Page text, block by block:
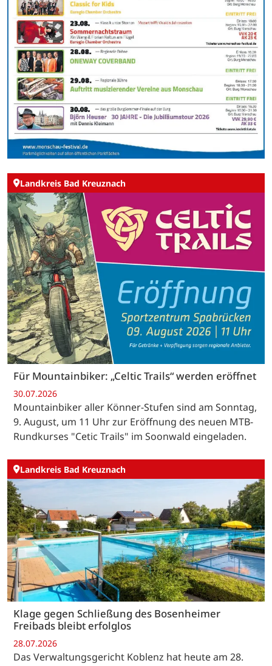
Landkreis Bad Kreuznach
Für Mountainbiker: „Celtic Trails“ werden eröffnet
30.07.2026
Mountainbiker aller Könner-Stufen sind am Sonntag,
9. August, um 11 Uhr zur Eröffnung des neuen MTB-
Rundkurses "Cetic Trails" im Soonwald eingeladen.
Landkreis Bad Kreuznach
Klage gegen Schließung des Bosenheimer
Freibads bleibt erfolglos
28.07.2026
Das Verwaltungsgericht Koblenz hat heute am 28.